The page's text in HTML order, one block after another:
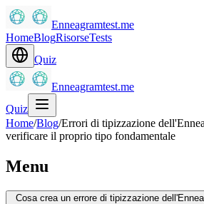
Enneagramtest.me
HomeBlogRisorseTests
Quiz
Enneagramtest.me
Quiz
Home/Blog/Errori di tipizzazione
verificare il proprio tipo fondamentale
Menu
Cosa crea un errore di tipizzazione